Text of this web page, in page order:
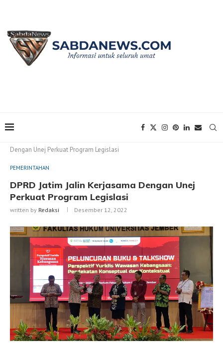
Dengan Unej Perkuat Program Legislasi
PEMERINTAHAN
DPRD Jatim Jalin Kerjasama Dengan Unej
Perkuat Program Legislasi
written by Redaksi Desember 12, 2022